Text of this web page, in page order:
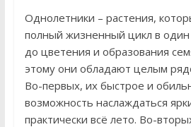
Однолетники – растения,
полный жизненный цикл в один
до цветения и образования
этому они обладают целым
Во-первых, их быстрое и
возможность наслаждаться
практически всё лето. Во-